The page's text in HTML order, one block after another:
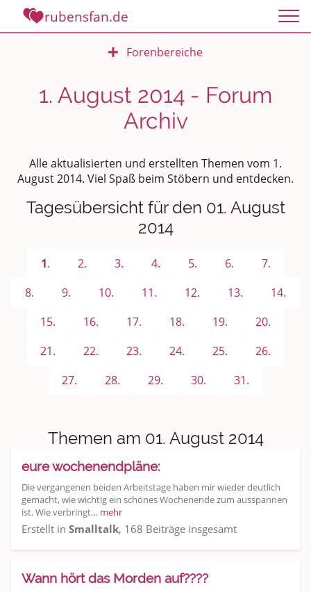
rubensfan.de
Forenbereiche
Rundum Leben
Politik und Weltgeschehen
Persönliches
Treffen und Stammtische
Shopping und Bekleidung
Urlaub und Reisen
Kochen, Backen und Genießen
Anregungen und Support
Spiel, Spaß und Sinnlosigkeit
Archiv
1. August 2014 - Forum
Archiv
Alle aktualisierten und erstellten Themen vom 1.
August 2014. Viel Spaß beim Stöbern und entdecken.
Tagesübersicht für den 01. August
2014
1. 2. 3. 4. 5. 6.
7.
8.
9. 10. 11. 12. 13.
14.
15.
16. 17. 18. 19.
20.
21.
22. 23. 24. 25.
26.
27.
28. 29. 30. 31.
Themen am 01. August 2014
eure wochenendpläne:
Die vergangenen beiden Arbeitstage haben mir wieder deutlich
gemacht, wie wichtig ein schönes Wochenende zum ausspannen
ist. Wie verbringt… mehr
Erstellt in Smalltalk, 168 Beiträge insgesamt
Wann hört das Morden auf????